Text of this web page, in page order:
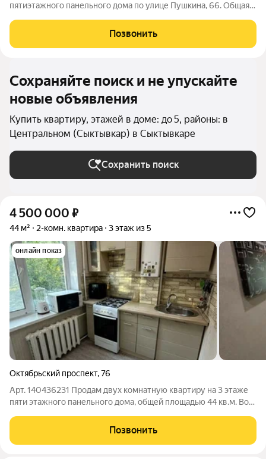
пятиэтажного панельного дома по улице Пушкина, 66. Общая
кв.м. Санузел раздельный. В квартире выполнен аккуратный
косметический ремонт, она
Позвонить
Сохраняйте поиск и не упускайте
новые объявления
Купить квартиру, этажей в доме: до 5, районы: в
Центральном (Сыктывкар) в Сыктывкаре
Сохранить поиск
4 500 000 ₽
44 м² 2-комн. квартира 3 этаж из 5
онлайн показ
Октябрьский проспект,76
Арт. 140436231 Продам двух комнатную квартиру на 3 этаже
пяти этажного панельного дома, общей площадью 44 кв.м. Во
шаговой доступности: школа №1, детский сад, продуктовые
магазины, аптека,
Позвонить